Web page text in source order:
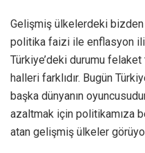
Gelişmiş ülkelerdeki
politika faizi ile enflasyon
Türkiye’deki durumu felaket
halleri farklıdır. Bugün
başka dünyanın
azaltmak için politikamıza
atan gelişmiş ülkeler